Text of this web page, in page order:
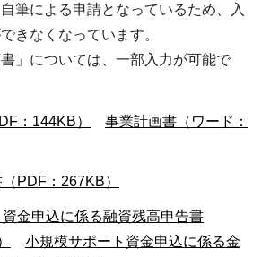
筆による申請となっているため、入
きなくなっています。
」については、一部入力が可能で
：144KB）
事業計画書（ワード：
PDF：267KB）
金申込に係る融資残高申告書
小規模サポート資金申込に係る金